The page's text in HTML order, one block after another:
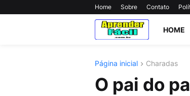
Home Sobre Contato
HOME
Página inicial Charadas
O pai do